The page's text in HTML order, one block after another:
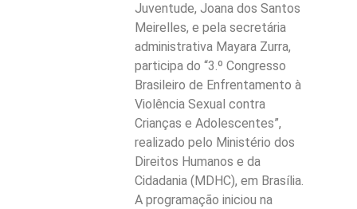
Juventude, Joana dos Santos
Meirelles, e pela secretária
administrativa Mayara Zurra,
participa do “3.º Congresso
Brasileiro de Enfrentamento à
Violência Sexual contra
Crianças e Adolescentes”,
realizado pelo Ministério dos
Direitos Humanos e da
Cidadania (MDHC), em Brasília.
A programação iniciou na